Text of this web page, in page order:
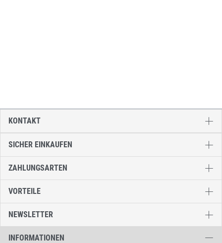
SICHER EINKAUFEN
ZAHLUNGSARTEN
VORTEILE
NEWSLETTER
INFORMATIONEN
KONTAKT